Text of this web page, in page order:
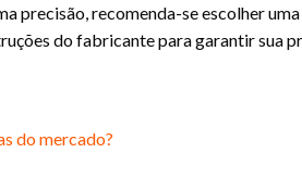
precisão, recomenda-se escolher
do fabricante para garantir sua
do mercado?